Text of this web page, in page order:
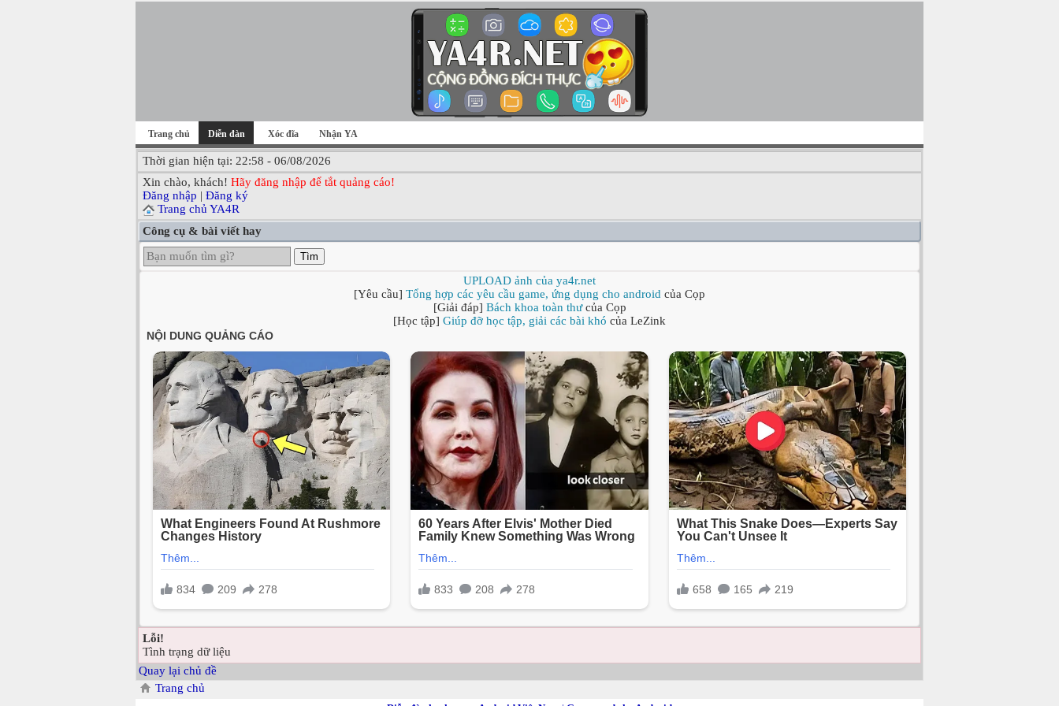
Trang chủ Diễn đàn Xóc đĩa Nhận YA
Thời gian hiện tại: 22:58 - 06/08/2026
Xin chào, khách! Hãy đăng nhập để tắt quảng cáo!
Đăng nhập | Đăng ký
Trang chủ YA4R
Công cụ & bài viết hay
Tìm
UPLOAD ảnh của ya4r.net
[Yêu cầu] Tổng hợp các yêu cầu game, ứng dụng cho android của Cọp
[Giải đáp] Bách khoa toàn thưcủa Cọp
[Học tập] Giúp đỡ học tập, giải các bài khó của LeZink
Lỗi!
Tình trạng dữ liệu
Quay lại chủ đề
Trang chủ